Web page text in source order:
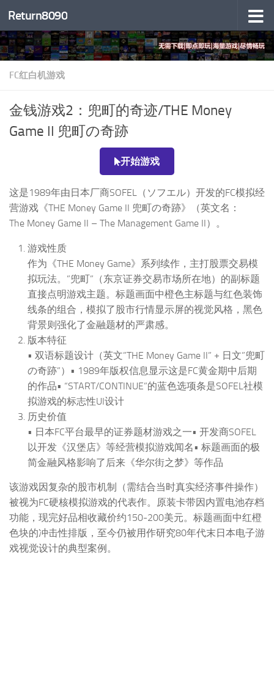
跳至内容
Return8090
FC红白机游戏
金钱游戏2：兜町的奇迹/THE Money
Game II 兜町の奇跡
开始游戏
这是1989年由日本厂商SOFEL（ソフエル）开发的FC模拟经
营游戏《THE Money Game II 兜町の奇跡》（英文名：
The Money Game II – The Management Game II）。
游戏性质
作为《THE Money Game》系列续作，主打股票交易模
拟玩法。”兜町”（东京证券交易市场所在地）的副标题
直接点明游戏主题。标题画面中橙色主标题与红色装饰
线条的组合，模拟了股市行情显示屏的视觉风格，黑色
背景则强化了金融题材的严肃感。
版本特征
• 双语标题设计（英文”THE Money Game II” + 日文”兜町
の奇跡”）• 1989年版权信息显示这是FC黄金期中后期
的作品• “START/CONTINUE”的蓝色选项条是SOFEL社模
拟游戏的标志性UI设计
历史价值
• 日本FC平台最早的证券题材游戏之一• 开发商SOFEL
以开发《汉堡店》等经营模拟游戏闻名• 标题画面的极
简金融风格影响了后来《华尔街之梦》等作品
该游戏因复杂的股市机制（需结合当时真实经济事件操作）
被视为FC硬核模拟游戏的代表作。原装卡带因内置电池存档
功能，现完好品相收藏价约150-200美元。标题画面中红橙
色块的冲击性排版，至今仍被用作研究80年代末日本电子游
戏视觉设计的典型案例。